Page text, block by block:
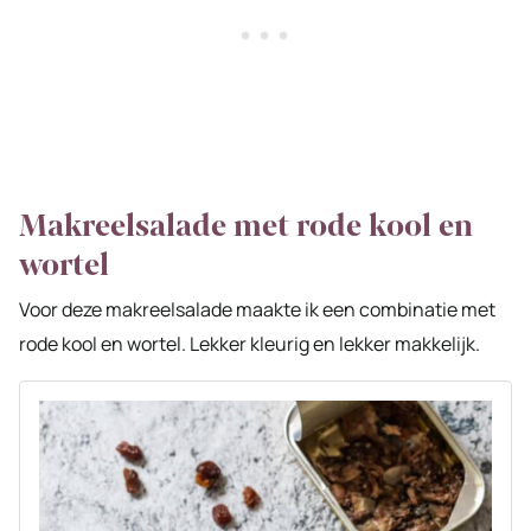
Makreelsalade met rode kool en
wortel
Voor deze makreelsalade maakte ik een combinatie met
rode kool en wortel. Lekker kleurig en lekker makkelijk.